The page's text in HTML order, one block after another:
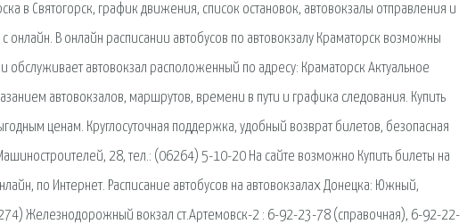
в Святогорск, график движения, список остановок, автовокзалы отправления и
онлайн. В онлайн расписании автобусов по автовокзалу Краматорск возможны
автовокзал расположенный по адресу: Краматорск Актуальное
автовокзалов, маршрутов, времени в пути и графика следования. Купить
ценам. Круглосуточная поддержка, удобный возврат билетов, безопасная
28, тел.: (06264) 5-10-20 На сайте возможно Купить билеты на
по Интернет. Расписание автобусов на автовокзалах Донецка: Южный,
Железнодорожный вокзал ст.Артемовск-2 : 6-92-23-78 (справочная), 6-92-22-